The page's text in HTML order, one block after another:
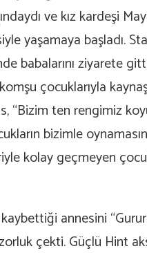
ve kız kardeşi
yaşamaya başladı.
babalarını ziyarete
çocuklarıyla
“Bizim ten rengimiz
bizimle
kolay geçmeyen
annesini
çekti. Güçlü Hint